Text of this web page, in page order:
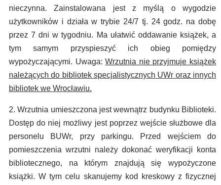
nieczynna. Zainstalowana jest z myślą o wygodzie
użytkowników i działa w trybie 24/7 tj. 24 godz. na dobę
przez 7 dni w tygodniu. Ma ułatwić oddawanie książek, a
tym samym przyspieszyć ich obieg pomiędzy
wypożyczającymi. Uwaga:Wrzutnia nie przyjmuje książek
należących do bibliotek specjalistycznych UWr oraz innych
bibliotek we Wrocławiu.
2. Wrzutnia umieszczona jest wewnątrz budynku Biblioteki.
Dostęp do niej możliwy jest poprzez wejście służbowe dla
personelu BUWr, przy parkingu. Przed wejściem do
pomieszczenia wrzutni należy dokonać weryfikacji konta
bibliotecznego, na którym znajdują się wypożyczone
książki. W tym celu skanujemy kod kreskowy z fizycznej